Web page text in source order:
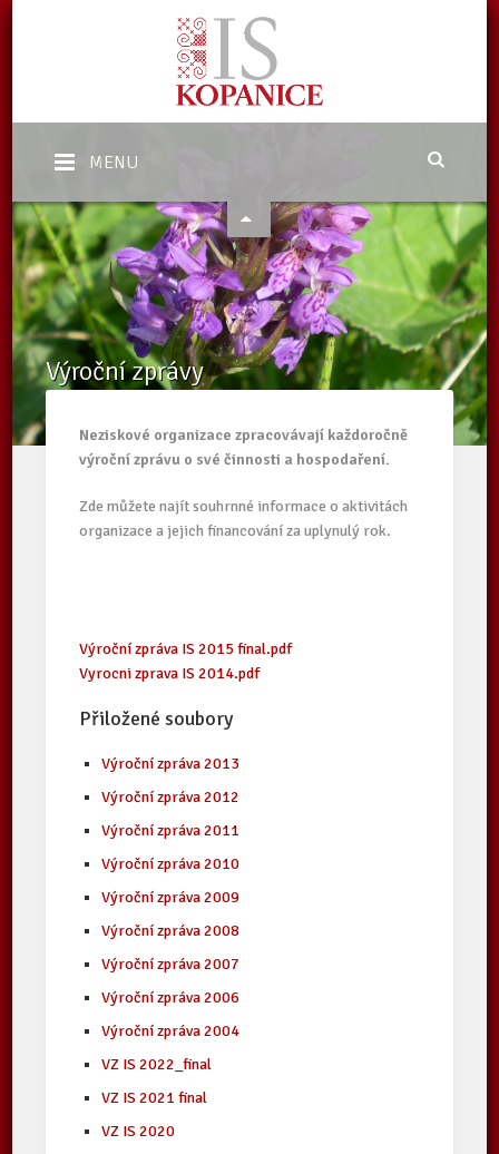
MENU
Výroční zprávy
Neziskové organizace zpracovávají každoročně
výroční zprávu o své činnosti a hospodaření.
Zde můžete najít souhrnné informace o aktivitách
organizace a jejich financování za uplynulý rok.
Výroční zpráva IS 2015 final.pdf
Vyrocni zprava IS 2014.pdf
Přiložené soubory
Výroční zpráva 2013
Výroční zpráva 2012
Výroční zpráva 2011
Výroční zpráva 2010
Výroční zpráva 2009
Výroční zpráva 2008
Výroční zpráva 2007
Výroční zpráva 2006
Výroční zpráva 2004
VZ IS 2022_final
VZ IS 2021 final
VZ IS 2020